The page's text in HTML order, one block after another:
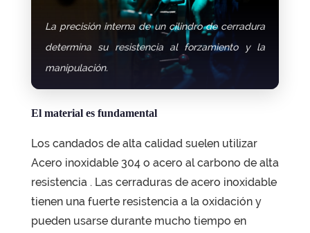
La precisión interna de un cilindro de cerradura
determina su resistencia al forzamiento y la
manipulación.
El material es fundamental
Los candados de alta calidad suelen utilizar
Acero inoxidable 304 o acero al carbono de alta
resistencia . Las cerraduras de acero inoxidable
tienen una fuerte resistencia a la oxidación y
pueden usarse durante mucho tiempo en